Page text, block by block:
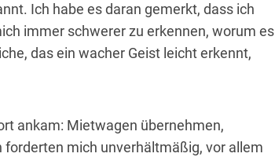
Ich habe es daran gemerkt, dass ich
immer schwerer zu erkennen, worum es
das ein wacher Geist leicht erkennt,
ankam: Mietwagen übernehmen,
mich unverhältmäßig, vor allem